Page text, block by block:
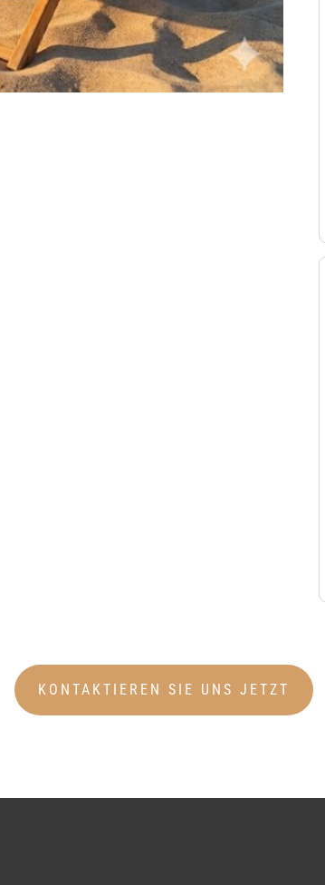
KONTAKTIEREN SIE UNS JETZT